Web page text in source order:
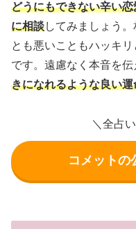
どうにもできない辛い
に相談してみましょう
とも悪いこともハッキ
です。遠慮なく本音を伝
きになれるような良い
＼全占
コメットの